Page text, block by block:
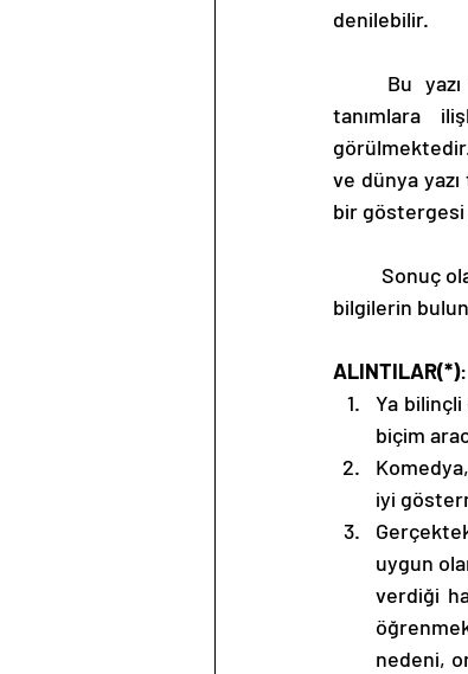
denilebilir.
tanımlara
ve dünya yazı
bir
bilgilerin
ALINTILAR(*):
Ya bilinçli
biçim
iyi
uygun
verdiği
nedeni,